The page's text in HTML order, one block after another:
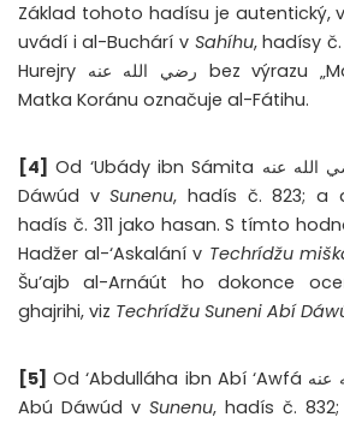
Základ tohoto hadísu je autentický,
uvádí i al-Buchárí v Sahíhu, hadísy
Hurejry رضي الله عنه bez výrazu „Matku Koránu.“ Výraz
Matka Koránu označuje al-Fátihu.
[4] Od ‘Ubády ibn Sámita رضي الله عنه zaznamenal Abú
Dáwúd vSunenu, hadís č. 823; a
hadís č. 311 jako hasan. S tímto
Hadžer al-‘Askalání v Techrídžu
Šu’ajb al-Arnáút ho dokonce
ghajrihi, viz Techrídžu Suneni Abí
[5] Od ‘Abdulláha ibn Abí ‘Awfá رضي الله عنه zaznamenal
Abú Dáwúd v Sunenu, hadís č.